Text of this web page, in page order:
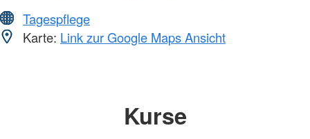
Tagespflege
Karte: Link zur Google Maps Ansicht
Kurse